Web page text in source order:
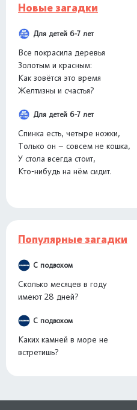
Новые загадки
Для детей 6-7 лет
Все покрасила деревья
Золотым и красным:
Как зовётся это время
Желтизны и счастья?
Для детей 6-7 лет
Спинка есть, четыре ножки,
Только он – совсем не кошка,
У стола всегда стоит,
Кто-нибудь на нём сидит.
Популярные загадки
С подвохом
Сколько месяцев в году
имеют 28 дней?
С подвохом
Каких камней в море не
встретишь?